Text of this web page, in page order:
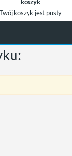
koszyk
Twój koszyk jest pusty